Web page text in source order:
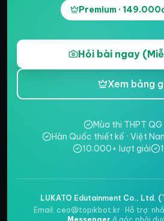
Premium ·
Hỏi bài ngay
Xem bảng
Mùa thi THPT
Hàn Quốc thiết kế · Việt
10.000+ lượt giải
LUKATO Edutainment Co., Ltd.
Email: ceo@topikbot.kr · Hỗ trợ: